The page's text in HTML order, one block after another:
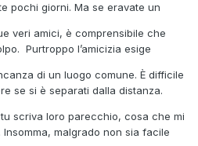
pochi giorni. Ma se eravate un
veri amici, è comprensibile che
Purtroppo l’amicizia esige
di un luogo comune. È difficile
se si è separati dalla distanza.
scriva loro parecchio, cosa che mi
malgrado non sia facile